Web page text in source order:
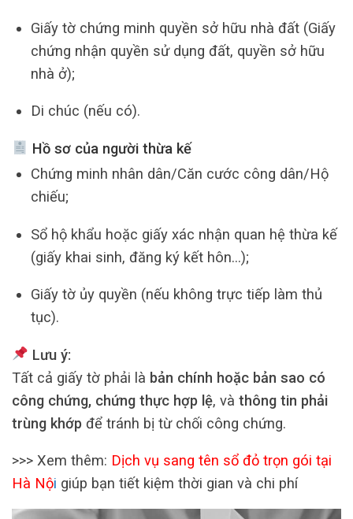
Giấy tờ chứng minh quyền sở hữu nhà đất (Giấy
chứng nhận quyền sử dụng đất, quyền sở hữu
nhà ở);
Di chúc (nếu có).
Hồ sơ của người thừa kế
Chứng minh nhân dân/Căn cước công dân/Hộ
chiếu;
Sổ hộ khẩu hoặc giấy xác nhận quan hệ thừa kế
(giấy khai sinh, đăng ký kết hôn…);
Giấy tờ ủy quyền (nếu không trực tiếp làm thủ
tục).
Lưu ý:
Tất cả giấy tờ phải là bản chính hoặc bản sao có
công chứng, chứng thực hợp lệ, và thông tin phải
trùng khớp để tránh bị từ chối công chứng.
>>> Xem thêm: Dịch vụ sang tên sổ đỏ trọn gói tại
Hà Nội giúp bạn tiết kiệm thời gian và chi phí